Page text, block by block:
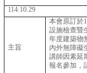
會員查詢
最新消息
台中市政府
中央政府公告
營造公會公告
其他公告
活動訊息及
114.10.29
主旨
本會原訂於
設施檢查暨
年度建築物
內外無障礙
講師因素延
報名參加，